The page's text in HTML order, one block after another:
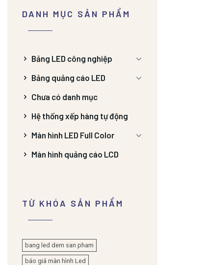
DANH MỤC SẢN PHẨM
Bảng LED công nghiệp
Bảng quảng cáo LED
Chưa có danh mục
Hệ thống xếp hàng tự động
Màn hình LED Full Color
Màn hình quảng cáo LCD
TỪ KHÓA SẢN PHẨM
bang led dem san pham
báo giá màn hình Led